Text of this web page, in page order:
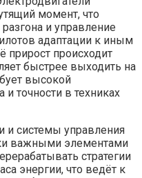
момент, что
и управление
адаптации к иным
прирост происходит
быстрее выходить на
высокой
и точности в техниках
и системы управления
важными элементами
стратегии
энергии, что ведёт к